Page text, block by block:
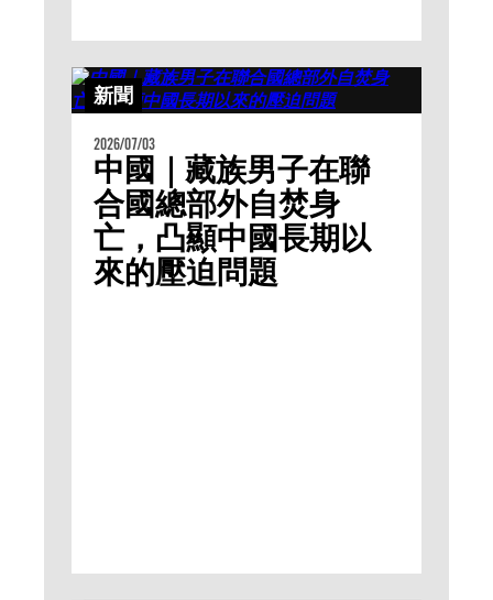
新聞
2026/07/03
中國｜藏族男子在聯
合國總部外自焚身
亡，凸顯中國長期以
來的壓迫問題